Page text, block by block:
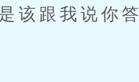
跟我说你答